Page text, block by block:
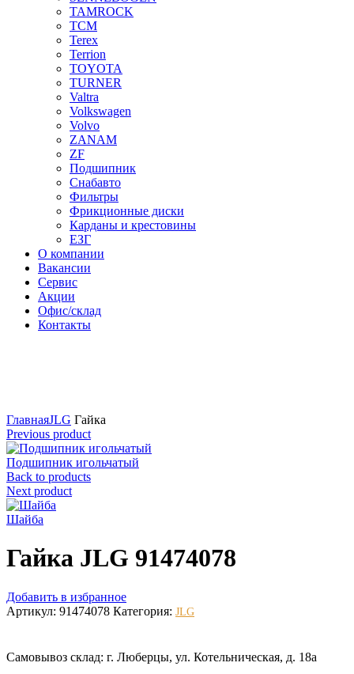
TAMROCK
TCM
Terex
Terrion
TOYOTA
TURNER
Valtra
Volkswagen
Volvo
ZANAM
ZF
Подшипник
Снабавто
Фильтры
Фрикционные диски
Карданы и крестовины
ЕЗГ
О компании
Вакансии
Сервис
Акции
Офис/склад
Контакты
ГлавнаяJLG Гайка
Previous product
Подшипник игольчатый
Back to products
Next product
Шайба
Гайка JLG 91474078
Добавить в избранное
Артикул: 91474078 Категория: JLG
Самовывоз склад: г. Люберцы, ул. Котельническая, д. 18а